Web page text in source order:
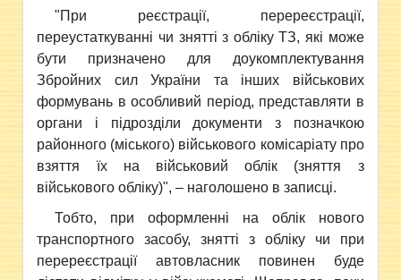
"При реєстрації, перереєстрації,
переустаткуванні чи знятті з обліку ТЗ, які може
бути призначено для доукомплектування
Збройних сил України та інших військових
формувань в особливий період, представляти в
органи і підрозділи документи з позначкою
районного (міського) військового комісаріату про
взяття їх на військовий облік (зняття з
військового обліку)", – наголошено в записці.
Тобто, при оформленні на облік нового
транспортного засобу, знятті з обліку чи при
перереєстрації автовласник повинен буде